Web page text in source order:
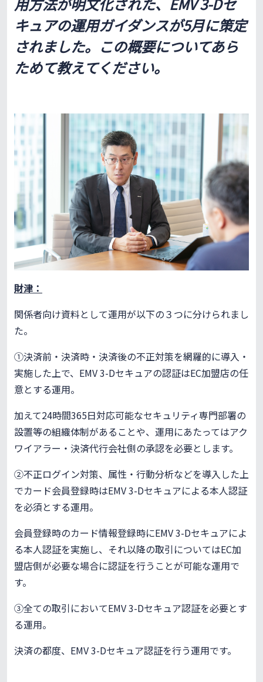
キュアの運用ガイダンスが5月に策定
されました。この概要についてあら
ためて教えてください。
財津：
関係者向け資料として運用が以下の３つに分けられまし
た。
①決済前・決済時・決済後の不正対策を網羅的に導入・
実施した上で、EMV 3-Dセキュアの認証はEC加盟店の任
意とする運用。
加えて24時間365日対応可能なセキュリティ専門部署の
設置等の組織体制があることや、運用にあたってはアク
ワイアラー・決済代行会社側の承認を必要とします。
②不正ログイン対策、属性・行動分析などを導入した上
でカード会員登録時はEMV 3-Dセキュアによる本人認証
を必須とする運用。
会員登録時のカード情報登録時にEMV 3-Dセキュアによ
る本人認証を実施し、それ以降の取引についてはEC加
盟店側が必要な場合に認証を行うことが可能な運用で
す。
③全ての取引においてEMV 3-Dセキュア認証を必要とす
る運用。
決済の都度、EMV 3-Dセキュア認証を行う運用です。